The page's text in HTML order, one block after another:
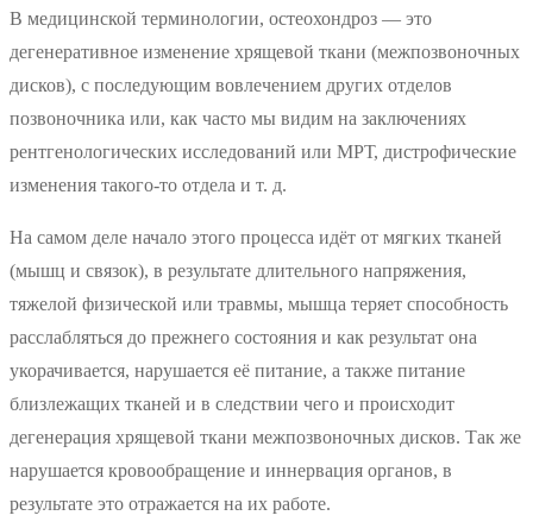
В медицинской терминологии, остеохондроз — это
дегенеративное изменение хрящевой ткани (межпозвоночных
дисков), с последующим вовлечением других отделов
позвоночника или, как часто мы видим на заключениях
рентгенологических исследований или МРТ, дистрофические
изменения такого-то отдела и т. д.
На самом деле начало этого процесса идёт от мягких тканей
(мышц и связок), в результате длительного напряжения,
тяжелой физической или травмы, мышца теряет способность
расслабляться до прежнего состояния и как результат она
укорачивается, нарушается её питание, а также питание
близлежащих тканей и в следствии чего и происходит
дегенерация хрящевой ткани межпозвоночных дисков. Так же
нарушается кровообращение и иннервация органов, в
результате это отражается на их работе.